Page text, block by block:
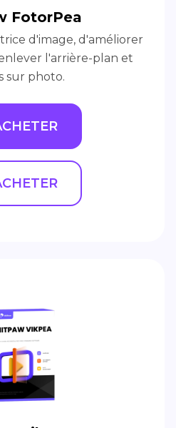
FotorPea
d'image, d'améliorer
l'arrière-plan et
sur photo.